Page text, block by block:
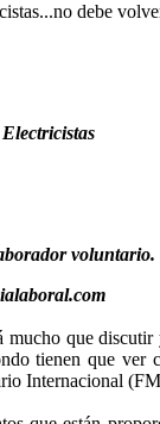
debe
voluntario.
mucho que
tienen que
Internacional